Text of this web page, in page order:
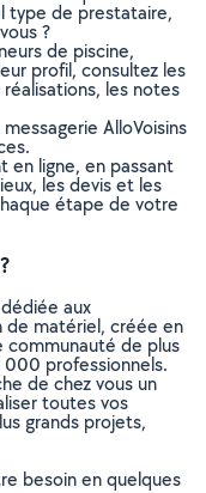
type de prestataire,
?
de piscine,
profil, consultez les
les notes
AlloVoisins
en ligne, en passant
les devis et les
étape de votre
aux
de matériel, créée en
communauté de plus
professionnels.
de chez vous un
toutes vos
grands projets,
besoin en quelques